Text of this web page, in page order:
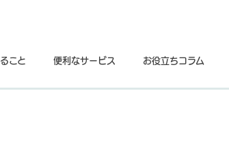
こと 便利なサービス お役立ちコラム